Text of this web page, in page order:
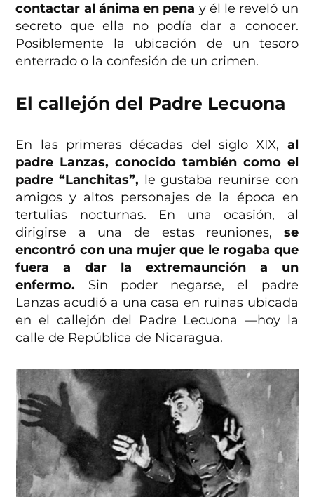
contactar al ánima en pena y él le reveló un
secreto que ella no podía dar a conocer.
Posiblemente la ubicación de un tesoro
enterrado o la confesión de un crimen.
El callejón del Padre Lecuona
En las primeras décadas del siglo XIX, al
padre Lanzas, conocido también como el
padre “Lanchitas”, le gustaba reunirse con
amigos y altos personajes de la época en
tertulias nocturnas. En una ocasión, al
dirigirse a una de estas reuniones, se
encontró con una mujer que le rogaba que
fuera a dar la extremaunción a un
enfermo. Sin poder negarse, el padre
Lanzas acudió a una casa en ruinas ubicada
en el callejón del Padre Lecuona —hoy la
calle de República de Nicaragua.